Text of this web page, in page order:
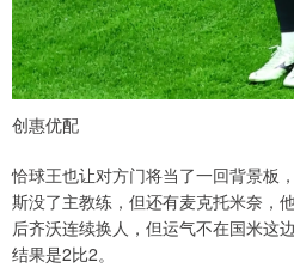
创惠优配
恰球王也让对方门将当了一回背景板
斯没了主教练，但还有麦克托米奈，
后齐沃连续换人，但运气不在国米这
结果是2比2。